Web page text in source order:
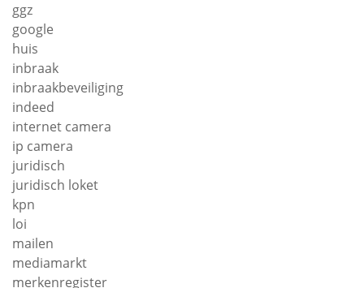
ggz
google
huis
inbraak
inbraakbeveiliging
indeed
internet camera
ip camera
juridisch
juridisch loket
kpn
loi
mailen
mediamarkt
merkenregister